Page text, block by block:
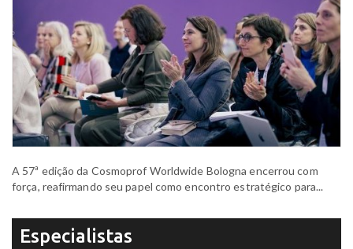
A 57ª edição da Cosmoprof Worldwide Bologna encerrou com
força, reafirmando seu papel como encontro estratégico para...
Especialistas